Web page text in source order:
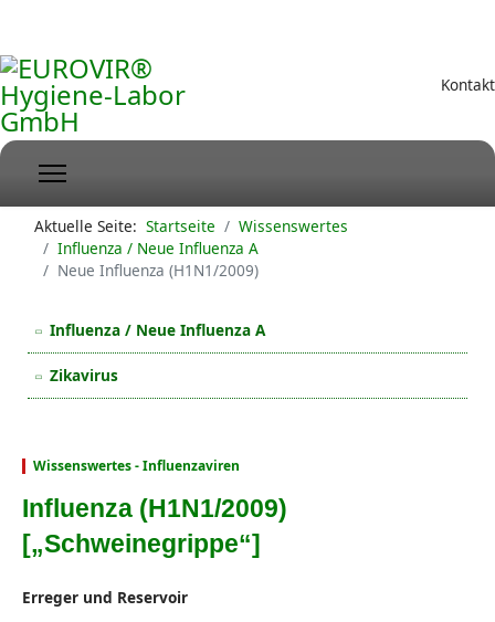
Kontakt
Aktuelle Seite: Startseite
Wissenswertes
Influenza / Neue Influenza A
Neue Influenza (H1N1/2009)
Influenza / Neue Influenza A
Zikavirus
Wissenswertes - Influenzaviren
Influenza (H1N1/2009)
[„Schweinegrippe“]
Erreger und Reservoir